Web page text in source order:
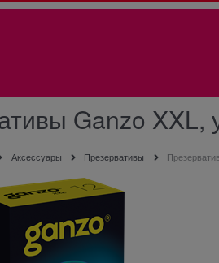
Ganzo XXL,
Аксессуары Презервативы